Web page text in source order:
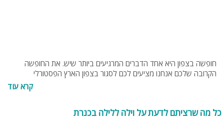
חופשה בצפון היא אחד הדברים המרגיעים ביותר שיש. את החופשה
הקרובה שלכם אנחנו מציעים לכם לסגור בצפון הארץ הפסטורלי
והמרגיע, אפיל אם מדובר בחופשה קצרהבצפון על שפת הכנרת יש מגוון
וילות מרהיבות בהן תוכלו לנפוש. הוילות מתאימות לחופשה משפחתית,
המשעממת ולהנות מהנוף עוצר הנשימה של הכנרת ומכל האטרקציות
קרא עוד
כל מה שרציתם לדעת על וילה ללילה בכנרת